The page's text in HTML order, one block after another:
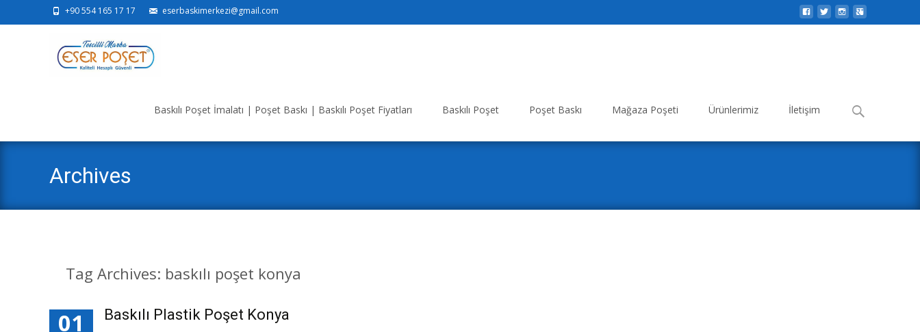
+90 554 165 17 17 eserbaskimerkezi@gmail.com
Baskılı Poşet İmalatı | Poşet Baskı | Baskılı Poşet Fiyatları Baskılı Poşet Poşet Baskı Mağaza Poşeti Ürünlerimiz İletişim
Search
Archives
Tag Archives: baskılı poşet konya
01 Baskılı Plastik Poşet Konya